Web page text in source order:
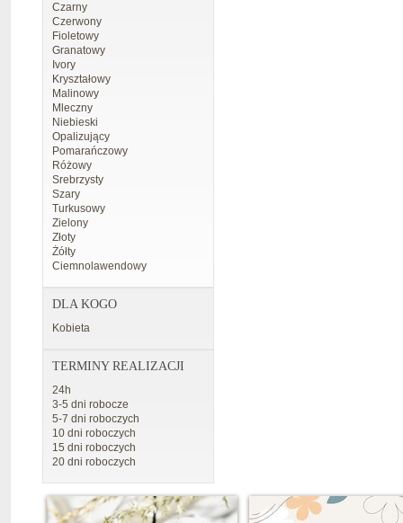
Czarny
Czerwony
Fioletowy
Granatowy
Ivory
Kryształowy
Malinowy
Mleczny
Niebieski
Opalizujący
Pomarańczowy
Różowy
Srebrzysty
Szary
Turkusowy
Zielony
Złoty
Żółty
Ciemnolawendowy
DLA KOGO
Kobieta
TERMINY REALIZACJI
24h
3-5 dni robocze
5-7 dni roboczych
10 dni roboczych
15 dni roboczych
20 dni roboczych